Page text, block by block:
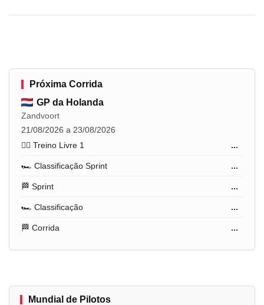
Próxima Corrida
GP da Holanda
Zandvoort
21/08/2026 a 23/08/2026
🏋️‍♂️ Treino Livre 1
...
🏎️ Classificação Sprint ...
🏁 Sprint ...
🏎️ Classificação ...
🏁 Corrida ...
Mundial de Pilotos